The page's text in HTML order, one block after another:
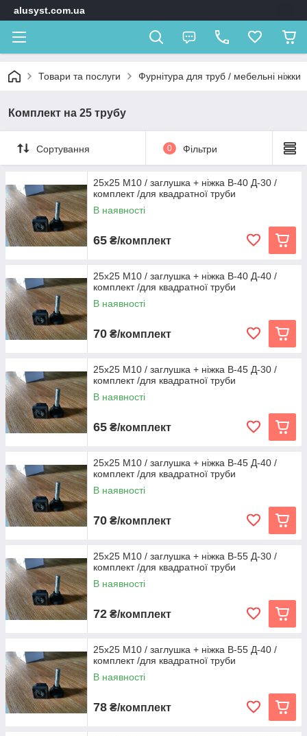
alusyst.com.ua
Товари та послуги Фурнітура для труб / мебельні ніжки
Комплект на 25 трубу
Сортування 0 Фільтри
25х25 М10 / заглушка + ніжка В-40 Д-30 /
комплект /для квадратної труби
В наявності
65 ₴/комплект
25х25 М10 / заглушка + ніжка В-40 Д-40 /
комплект /для квадратної труби
В наявності
70 ₴/комплект
25х25 М10 / заглушка + ніжка В-45 Д-30 /
комплект /для квадратної труби
В наявності
65 ₴/комплект
25х25 М10 / заглушка + ніжка В-45 Д-40 /
комплект /для квадратної труби
В наявності
70 ₴/комплект
25х25 М10 / заглушка + ніжка В-55 Д-30 /
комплект /для квадратної труби
В наявності
72 ₴/комплект
25х25 М10 / заглушка + ніжка В-55 Д-40 /
комплект /для квадратної труби
В наявності
78 ₴/комплект